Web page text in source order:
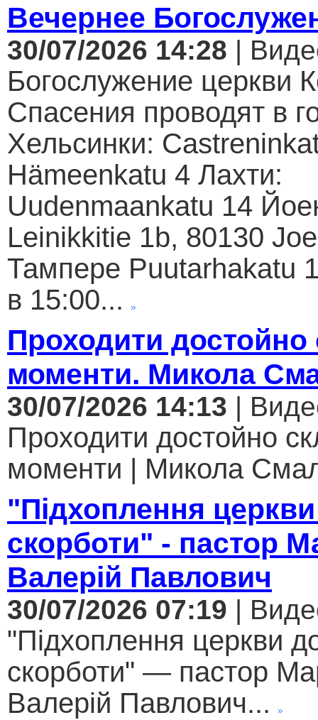
Вечернее
30/07/2026 14:28 |
Богослужение церкви
Спасения проводят в
Хельсинки:
Hämeenkatu 4 Лахти:
Uudenmaankatu 14
Leinikkitie 1b, 80130
Тампере Puutarhakatu
в 15:00...
Проходити достойно
моменти. Микола
30/07/2026 14:13 |
Проходити достойно
моменти | Микола
"Підхоплення
скорботи" - пастор
Валерій Павлович
30/07/2026 07:19 |
"Підхоплення церкви
скорботи" — пастор
Валерій Павлович...